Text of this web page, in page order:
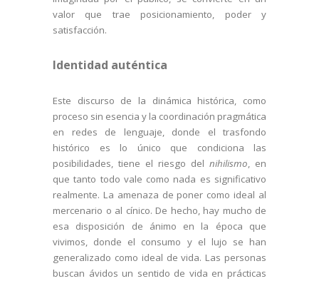
valor que trae posicionamiento, poder y
satisfacción.
Identidad auténtica
Este discurso de la dinámica histórica, como
proceso sin esencia y la coordinación pragmática
en redes de lenguaje, donde el trasfondo
histórico es lo único que condiciona las
posibilidades, tiene el riesgo del nihilismo, en
que tanto todo vale como nada es significativo
realmente. La amenaza de poner como ideal al
mercenario o al cínico. De hecho, hay mucho de
esa disposición de ánimo en la época que
vivimos, donde el consumo y el lujo se han
generalizado como ideal de vida. Las personas
buscan ávidos un sentido de vida en prácticas